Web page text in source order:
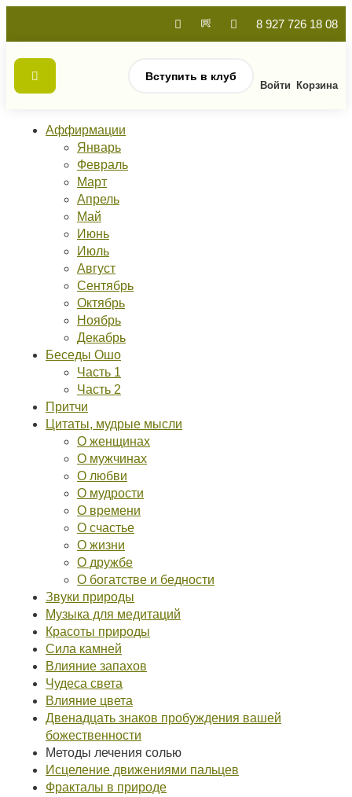
8 927 726 18 08
Вступить в клуб
Войти Корзина
Аффирмации
Январь
Февраль
Март
Апрель
Май
Июнь
Июль
Август
Сентябрь
Октябрь
Ноябрь
Декабрь
Беседы Ошо
Часть 1
Часть 2
Притчи
Цитаты, мудрые мысли
О женщинах
О мужчинах
О любви
О мудрости
О времени
О счастье
О жизни
О дружбе
О богатстве и бедности
Звуки природы
Музыка для медитаций
Красоты природы
Сила камней
Влияние запахов
Чудеса света
Влияние цвета
Двенадцать знаков пробуждения вашей
божественности
Методы лечения солью
Исцеление движениями пальцев
Фракталы в природе